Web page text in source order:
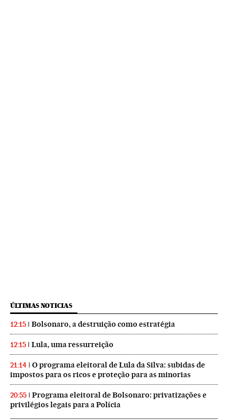
ÚLTIMAS NOTICIAS
12:15 Bolsonaro, a destruição como estratégia
12:15 Lula, uma ressurreição
21:14
O programa eleitoral de Lula da Silva: subidas de
impostos para os ricos e proteção para as minorias
20:55
Programa eleitoral de Bolsonaro: privatizações e
privilégios legais para a Polícia